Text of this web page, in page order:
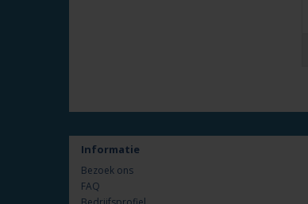
Informatie
Bezoek ons
FAQ